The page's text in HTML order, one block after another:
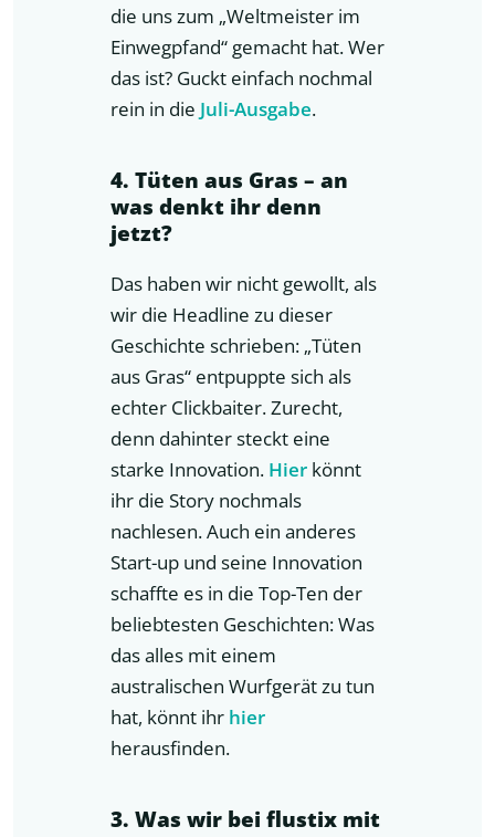
die uns zum „Weltmeister im
Einwegpfand“ gemacht hat. Wer
das ist? Guckt einfach nochmal
rein in die Juli-Ausgabe.
4. Tüten aus Gras – an
was denkt ihr denn
jetzt?
Das haben wir nicht gewollt, als
wir die Headline zu dieser
Geschichte schrieben: „Tüten
aus Gras“ entpuppte sich als
echter Clickbaiter. Zurecht,
denn dahinter steckt eine
starke Innovation. Hierkönnt
ihr die Story nochmals
nachlesen. Auch ein anderes
Start-up und seine Innovation
schaffte es in die Top-Ten der
beliebtesten Geschichten: Was
das alles mit einem
australischen Wurfgerät zu tun
hat, könnt ihr hier
herausfinden.
3. Was wir bei flustix mit